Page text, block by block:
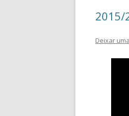
2015/
Deixar